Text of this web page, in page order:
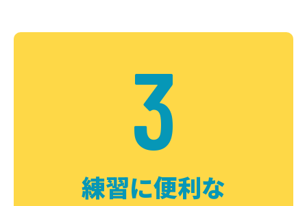
3
練習に便利な